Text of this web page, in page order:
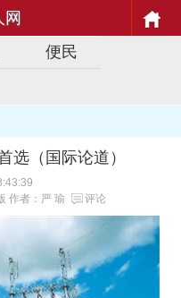
网
便民
选（国际论道）
作者：严 瑜
评论